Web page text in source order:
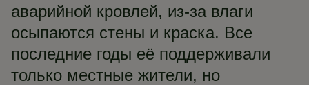
аварийной кровлей, из-за влаги
осыпаются стены и краска. Все
последние годы её поддерживали
только местные жители, но